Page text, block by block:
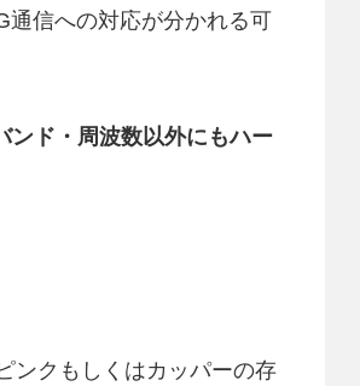
通信への対応が分かれる可
ンド・周波数以外にもハー
ンクもしくはカッパーの存